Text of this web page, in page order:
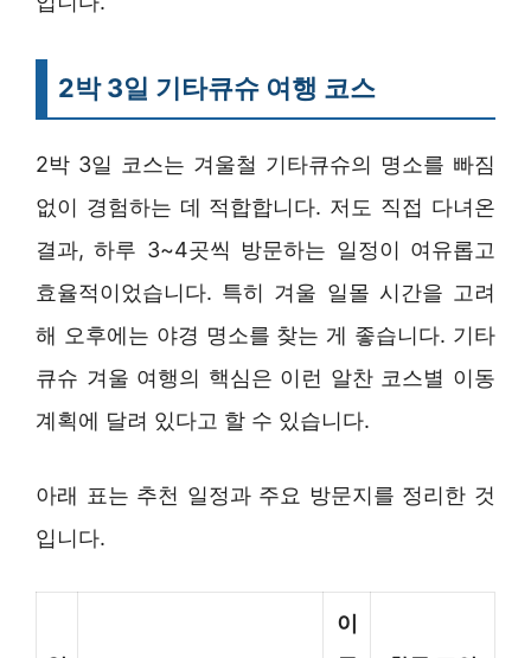
2박 3일 기타큐슈 여행 코스
2박 3일 코스는 겨울철 기타큐슈의 명소를 빠짐
없이 경험하는 데 적합합니다. 저도 직접 다녀온
결과, 하루 3~4곳씩 방문하는 일정이 여유롭고
효율적이었습니다. 특히 겨울 일몰 시간을 고려
해 오후에는 야경 명소를 찾는 게 좋습니다. 기타
큐슈 겨울 여행의 핵심은 이런 알찬 코스별 이동
계획에 달려 있다고 할 수 있습니다.
아래 표는 추천 일정과 주요 방문지를 정리한 것
입니다.
이